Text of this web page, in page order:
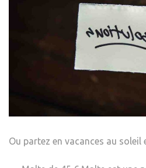
Ou partez en vacances au soleil